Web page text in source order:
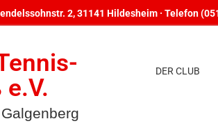
2, 31141 Hildesheim · Telefon
DER CLUB